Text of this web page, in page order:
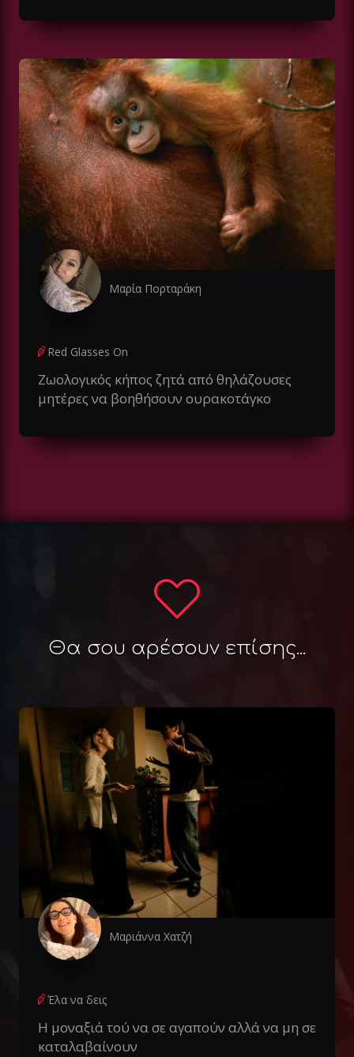
Μαρία Πορταράκη
Red Glasses On
Ζωολογικός κήπος ζητά από θηλάζουσες
μητέρες να βοηθήσουν ουρακοτάγκο
Θα σου αρέσουν επίσης...
Μαριάννα Χατζή
Έλα να δεις
Η μοναξιά τού να σε αγαπούν αλλά να μη σε
καταλαβαίνουν